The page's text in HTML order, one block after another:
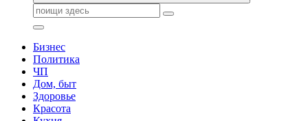
Поиск:
Бизнес
Политика
ЧП
Дом, быт
Здоровье
Красота